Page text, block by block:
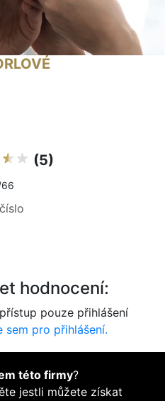
(5)
hodnocení:
pouze přihlášení
sem pro přihlášení.
této firmy?
jestli můžete získat